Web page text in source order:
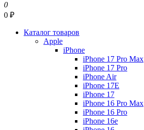
0
0 ₽
Каталог товаров
Apple
iPhone
iPhone 17 Pro Max
iPhone 17 Pro
iPhone Air
iPhone 17E
iPhone 17
iPhone 16 Pro Max
iPhone 16 Pro
iPhone 16e